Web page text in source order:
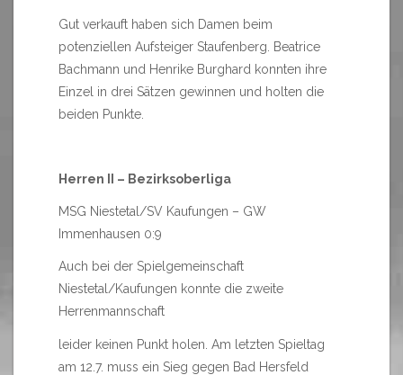
Gut verkauft haben sich Damen beim
potenziellen Aufsteiger Staufenberg. Beatrice
Bachmann und Henrike Burghard konnten ihre
Einzel in drei Sätzen gewinnen und holten die
beiden Punkte.
Herren II – Bezirksoberliga
MSG Niestetal/SV Kaufungen – GW
Immenhausen 0:9
Auch bei der Spielgemeinschaft
Niestetal/Kaufungen konnte die zweite
Herrenmannschaft
leider keinen Punkt holen. Am letzten Spieltag
am 12.7. muss ein Sieg gegen Bad Hersfeld